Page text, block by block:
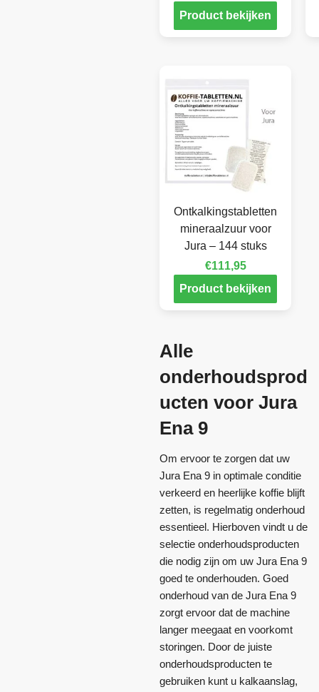
Product bekijken
Ontkalkingstabletten
mineraalzuur voor
Jura – 144 stuks
€111,95
Product bekijken
Alle
onderhoudsprod
ucten voor Jura
Ena 9
Om ervoor te zorgen dat uw
Jura Ena 9 in optimale conditie
verkeerd en heerlijke koffie blijft
zetten, is regelmatig onderhoud
essentieel. Hierboven vindt u de
selectie onderhoudsproducten
die nodig zijn om uw Jura Ena 9
goed te onderhouden. Goed
onderhoud van de Jura Ena 9
zorgt ervoor dat de machine
langer meegaat en voorkomt
storingen. Door de juiste
onderhoudsproducten te
gebruiken kunt u kalkaanslag,